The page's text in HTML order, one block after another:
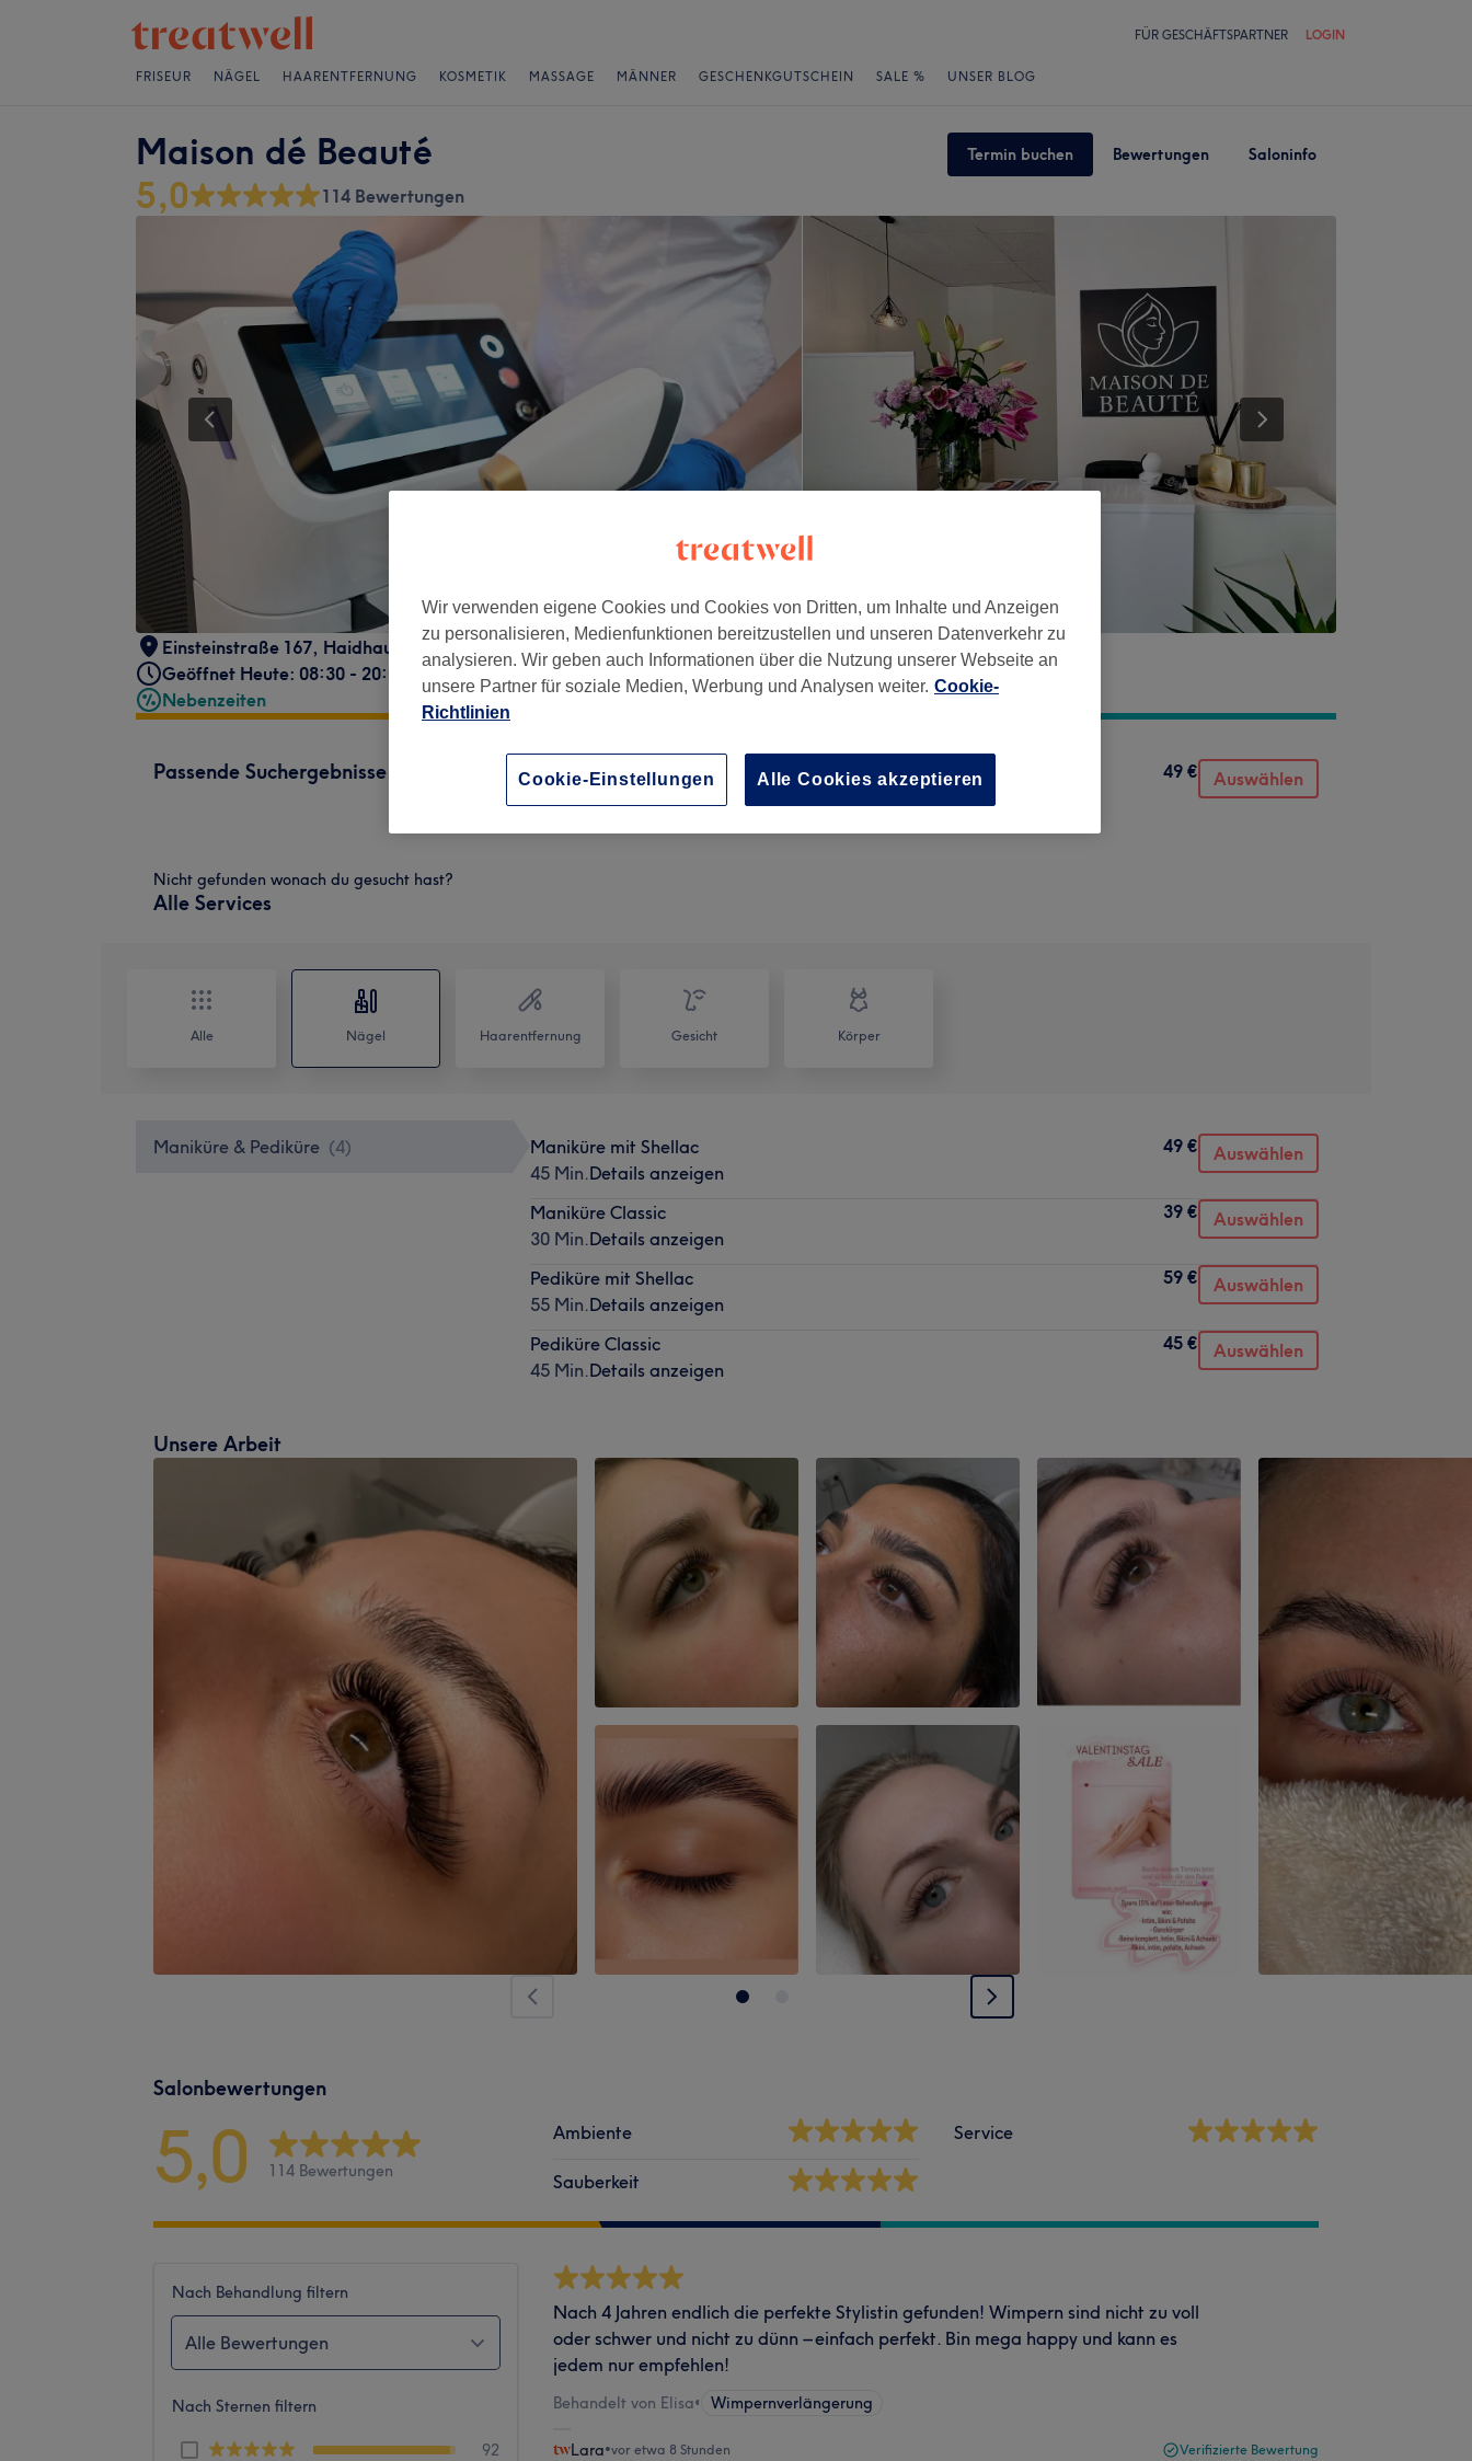
FÜR GESCHÄFTSPARTNER LOGIN
FRISEUR NÄGEL HAARENTFERNUNG KOSMETIK MASSAGE MÄNNER GESCHENKGUTSCHEIN SALE % UNSER BLOG
Maison dé Beauté Termin buchen Bewertungen Saloninfo
5,0 114 Bewertungen
Einsteinstraße 167, Haidhausen , München, 81677
Geöffnet Heute: 08:30 - 20:00
Nebenzeiten
Passende Suchergebnisse
Maniküre mit Shellac
49 € Auswählen
Nicht gefunden wonach du gesucht hast?
Alle Services
Alle Nägel Haarentfernung Gesicht Körper
Maniküre & Pediküre (4)
Maniküre mit Shellac
45 Min.Details anzeigen
49 € Auswählen
Maniküre Classic
30 Min.Details anzeigen
39 € Auswählen
Pediküre mit Shellac
55 Min.Details anzeigen
59 € Auswählen
Pediküre Classic
45 Min.Details anzeigen
45 € Auswählen
Unsere Arbeit
Salonbewertungen
5,0 114 Bewertungen
Ambiente
Sauberkeit
Service
Nach Behandlung filtern
Alle Bewertungen
Nach Sternen filtern
92
Nach 4 Jahren endlich die perfekte Stylistin gefunden! Wimpern sind nicht zu voll
oder schwer und nicht zu dünn – einfach perfekt. Bin mega happy und kann es
jedem nur empfehlen!
Behandelt von Elisa• Wimpernverlängerung
Lara•vor etwa 8 Stunden Verifizierte Bewertung
Wir verwenden eigene Cookies und Cookies von Dritten, um Inhalte und Anzeigen
zu personalisieren, Medienfunktionen bereitzustellen und unseren Datenverkehr zu
analysieren. Wir geben auch Informationen über die Nutzung unserer Webseite an
unsere Partner für soziale Medien, Werbung und Analysen weiter. Cookie-
Richtlinien
Cookie-Einstellungen Alle Cookies akzeptieren